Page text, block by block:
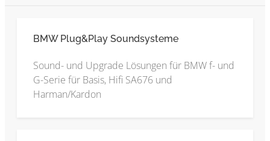
BMW Plug&Play Soundsysteme
Sound- und Upgrade Lösungen für BMW f- und
G-Serie für Basis, Hifi SA676 und
Harman/Kardon